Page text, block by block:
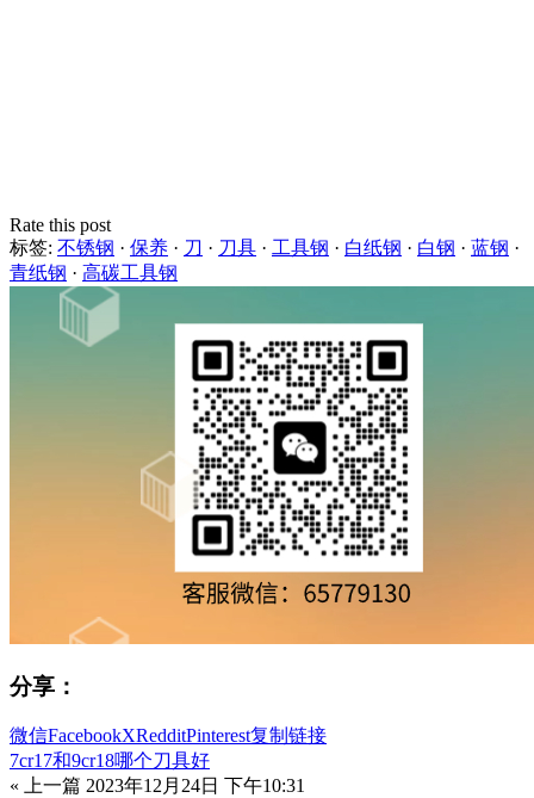
Rate this post
标签: 不锈钢 · 保养 · 刀 · 刀具 · 工具钢 · 白纸钢 · 白钢 · 蓝钢 ·
青纸钢 · 高碳工具钢
分享：
微信FacebookXRedditPinterest复制链接
7cr17和9cr18哪个刀具好
« 上一篇 2023年12月24日 下午10:31